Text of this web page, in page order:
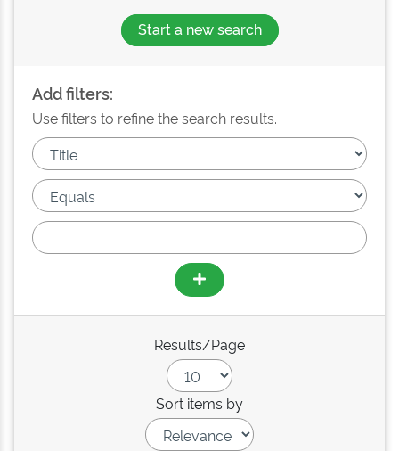
Start a new search
Add filters:
Use filters to refine the search results.
Results/Page
Sort items by